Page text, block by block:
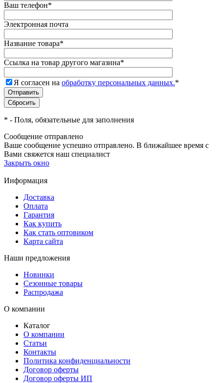
Ваш телефон*
Электронная почта
Название товара*
Ссылка на товар другого магазина*
Я согласен на обработку персональных данных.*
* - Поля, обязательные для заполнения
Сообщение отправлено
Ваше сообщение успешно отправлено. В ближайшее время с
Вами свяжется наш специалист
Закрыть окно
Информация
Доставка
Оплата
Гарантия
Как купить
Как стать оптовиком
Карта сайта
Наши предложения
Новинки
Сезонные товары
Распродажа
О компании
Каталог
О компании
Статьи
Контакты
Политика конфиденциальности
Договор оферты
Договор оферты ИП